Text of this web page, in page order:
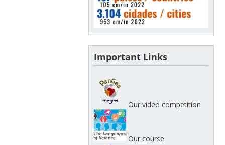
Important Links
Our video competition
Our course